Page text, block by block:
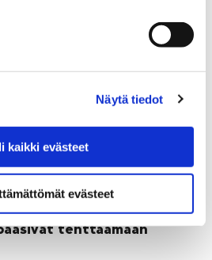
Näytä tiedot
kaikki evästeet
evästeet
tenttaamaan